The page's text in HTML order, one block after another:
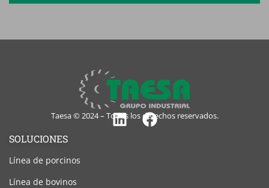
Taesa © 2024 – Todos los derechos reservados.
SOLUCIONES
Línea de porcinos
Línea de bovinos